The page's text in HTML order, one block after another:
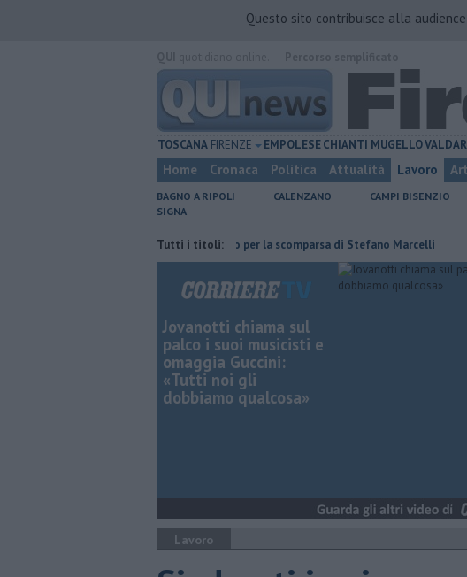
Questo sito contribuisce alla
TOSCANA FIRENZE EMPOLESECHIANTI MUGELLO
Home Cronaca Politica Attualità Lavoro
BAGNO A RIPOLI CALENZANO CAMPI BISENZIO
SIGNA
Tutti i titoli:
Giornalismo in lutto per la scomparsa di Stefano Marcelli Grattano e
Jovanotti chiama sul
palco i suoi musicisti e
omaggia Guccini:
«Tutti noi gli
dobbiamo qualcosa»
Lavoro